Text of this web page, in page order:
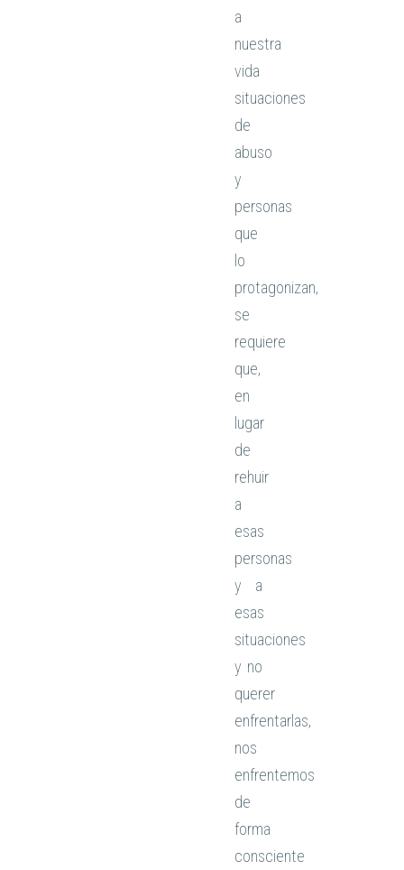
a
nuestra
vida
situaciones
de
abuso
y
personas
que
lo
protagonizan,
se
requiere
que,
en
lugar
de
rehuir
a
esas
personas
y a
esas
situaciones
y no
querer
enfrentarlas,
nos
enfrentemos
de
forma
consciente